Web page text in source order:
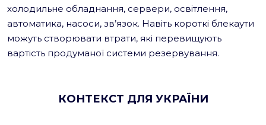
холодильне обладнання, сервери, освітлення,
автоматика, насоси, зв’язок. Навіть короткі блекаути
можуть створювати втрати, які перевищують
вартість продуманої системи резервування.
КОНТЕКСТ ДЛЯ УКРАЇНИ